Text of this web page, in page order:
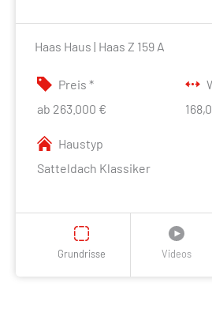
Haas Haus | Haas Z 159 A
Preis *
ab 263.000 €
Haustyp
Satteldach Klassiker
Grundrisse Videos